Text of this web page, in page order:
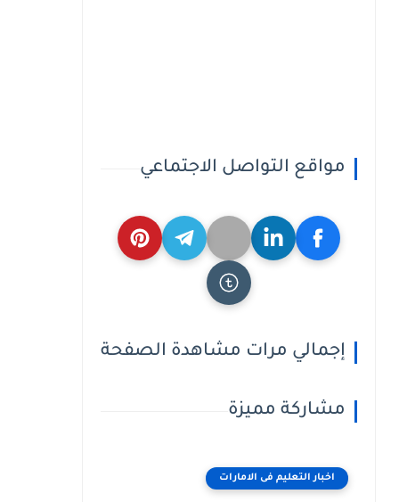
مواقع التواصل الاجتماعي
إجمالي مرات مشاهدة الصفحة
مشاركة مميزة
اخبار التعليم فى الامارات